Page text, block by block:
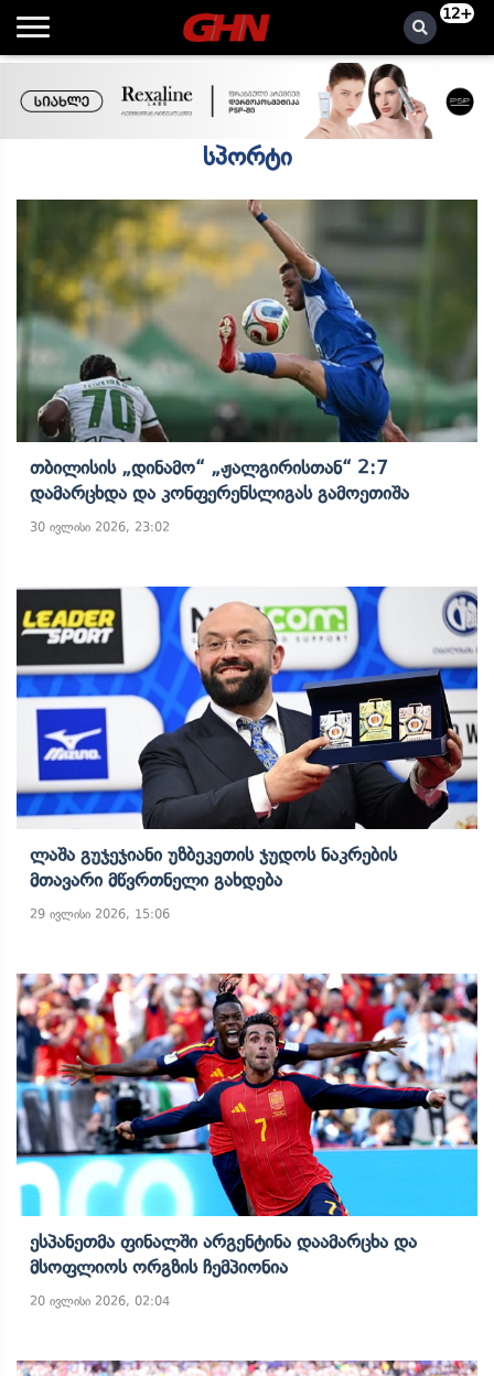
12+
სპორტი
Თბილისის „დინამო“ „ჟალგირისთან“ 2:7
Დამარცხდა Და Კონფერენსლიგას Გამოეთიშა
30 ივლისი 2026, 23:02
Ლაშა Გუჯეჯიანი Უზბეკეთის Ჯუდოს Ნაკრების
Მთავარი Მწვრთნელი Გახდება
29 ივლისი 2026, 15:06
Ესპანეთმა Ფინალში Არგენტინა Დაამარცხა Და
Მსოფლიოს Ორგზის Ჩემპიონია
20 ივლისი 2026, 02:04